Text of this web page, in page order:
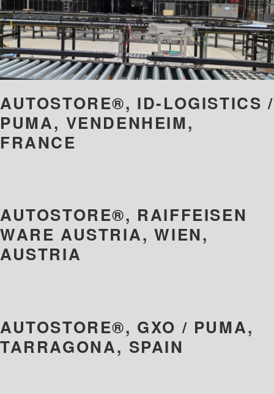
AUTOSTORE®, ID-LOGISTICS /
PUMA, VENDENHEIM,
FRANCE
AUTOSTORE®, RAIFFEISEN
WARE AUSTRIA, WIEN,
AUSTRIA
AUTOSTORE®, GXO / PUMA,
TARRAGONA, SPAIN